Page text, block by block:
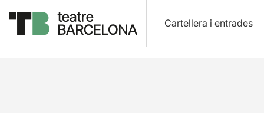
Cartellera i entrades